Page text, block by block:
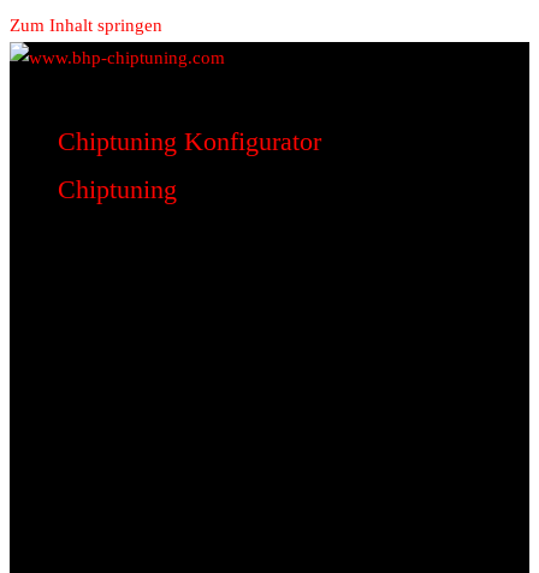
Zum Inhalt springen
www.bhp-chiptuning.com
BHP Motorsport
Chiptuning Konfigurator
Chiptuning